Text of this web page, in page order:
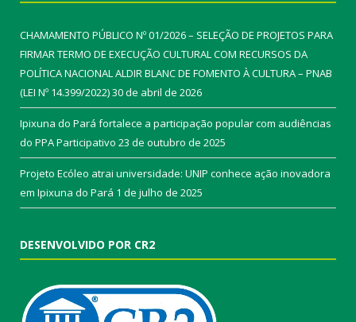
CHAMAMENTO PÚBLICO Nº 01/2026 – SELEÇÃO DE PROJETOS PARA
FIRMAR TERMO DE EXECUÇÃO CULTURAL COM RECURSOS DA
POLÍTICA NACIONAL ALDIR BLANC DE FOMENTO À CULTURA – PNAB
(LEI Nº 14.399/2022)30 de abril de 2026
Ipixuna do Pará fortalece a participação popular com audiências
do PPA Participativo 23 de outubro de 2025
Projeto Ecóleo atrai universidade: UNIP conhece ação inovadora
em Ipixuna do Pará 1 de julho de 2025
DESENVOLVIDO POR CR2